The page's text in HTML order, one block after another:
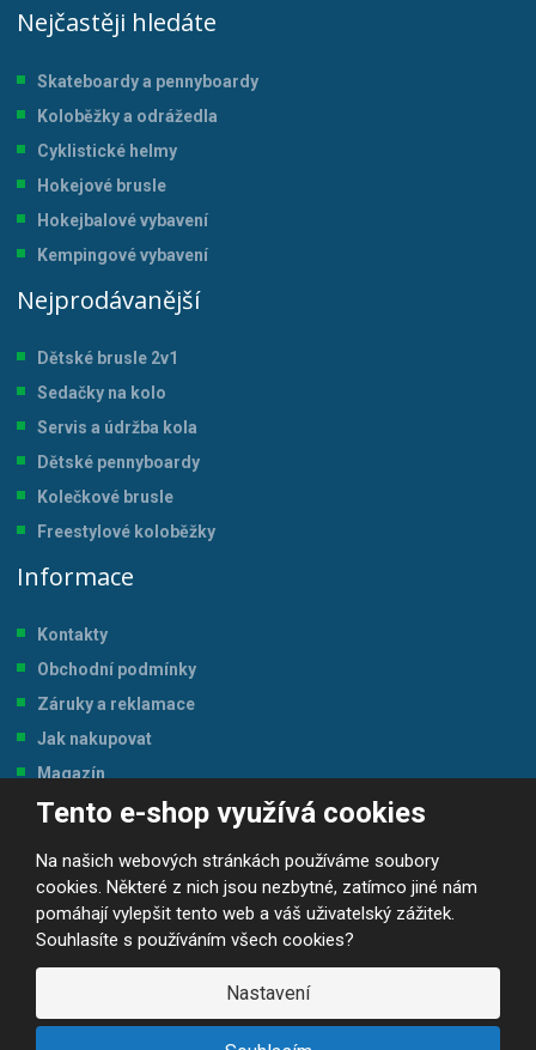
Tento e-shop využívá cookies
Na našich webových stránkách používáme soubory
cookies. Některé z nich jsou nezbytné, zatímco jiné nám
pomáhají vylepšit tento web a váš uživatelský zážitek.
Souhlasíte s používáním všech cookies?
Nastavení
Nejčastěji hledáte
Skateboardy a pennyboardy
Koloběžky a odrážedla
Cyklistické helmy
Hokejové brusle
Hokejbalové vybavení
Kempingové vybavení
Nejprodávanější
Dětské brusle 2v1
Sedačky na kolo
Servis a údržba kola
Dětské pennyboardy
Kolečkové brusle
Freestylové koloběžky
Informace
Kontakty
Obchodní podmínky
Záruky a reklamace
Jak nakupovat
Magazín
Tabulka velikostí
© 2026, JP-SPORT.CZ SPORTOVNÍ POTŘEBY
Prohlášení o přístupnosti |Mapa stránek ||GDPR
VYROBILA
R